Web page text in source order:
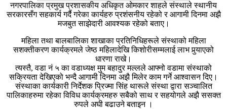
नगरपालिका प्रमुख प्रशासकीय अधिकृत ओमकार शाहले संस्थाले स्थानीय
सरकारसँग सहकार्य गर्दै गरेका कार्यहरु प्रशंसनीय रहेको र आगामी दिनमा अझै
मजबुत साझेदारी आवश्यक रहेको बताए।
महिला तथा बालबालिका शाखाका प्रतिनिधिहरूले संस्थाको महिला
सशक्तीकरण कार्यक्रमले जेष्ठ महिलादेखि किशोरीसम्मलाई लाभ पुर्‍याएको
धारणा राखे।
त्यस्तै, वडा नं ५ का वडाध्यक्ष मुम बहादुर मल्लले आफ्नो वडामा संस्थाको
सक्रियता देखिएको भन्दै आगामी दिनमा अझै मिलेर काम गर्ने आश्वासन दिए।
संस्थाका कार्यकारी निर्देशक प्रिज्मा सिंह थारूले संस्था द्वारा सञ्चालित
पालिकाहरुमा रहेका विविध कार्यक्रमहरु सबैको साथ र सहयोगले अझै ससक्त
रुपले अघी बढाउने बताइन ।